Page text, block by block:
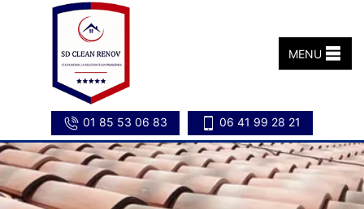
01 85 53 06 83 06 41 99 28 21
MENU